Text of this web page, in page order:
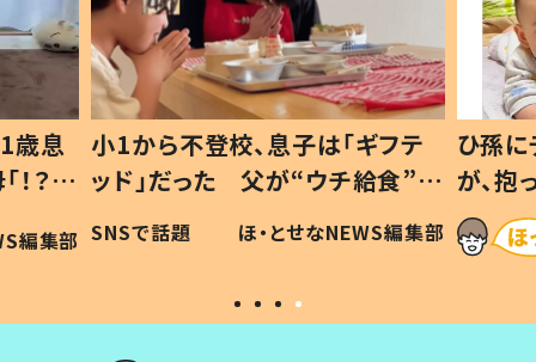
歳息
？」
編集部
小1から不登校、息子は「ギフテ
ッド」だった 父が“ウチ給食”を
作り続ける理由とは #令和の親
#令和の子
SNSで話題 ほ・とせなNEWS編集部
ひ孫
が、
「涙が
い」